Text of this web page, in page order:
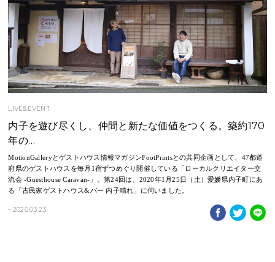
LIVE&EVENT
内子を遊び尽くし、仲間と新たな価値をつくる。築約170
年の…
MotionGalleryとゲストハウス情報マガジンFootPrintsとの共同企画として、47都道
府県のゲストハウスを毎月1宿ずつめぐり開催している「ローカルクリエイター交
流会 -Guesthouse Caravan-」。第24回は、2020年1月25日（土）愛媛県内子町にあ
る「古民家ゲストハウス&バー 内子晴れ」に伺いました。
- 2020.03.23